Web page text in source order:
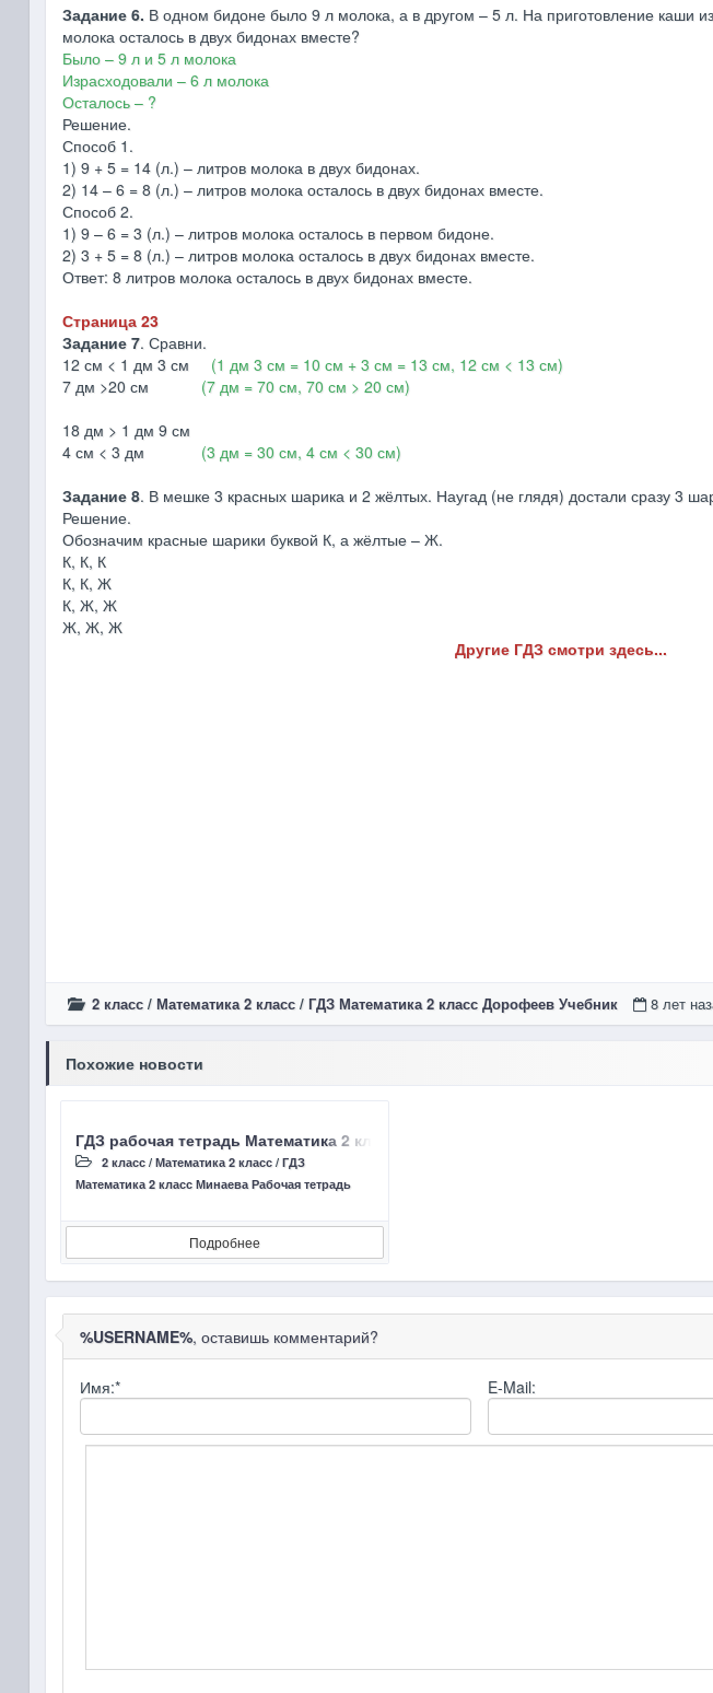
Задание 6. В одном бидоне было 9 л молока, а в другом – 5 л. На приготовление каши
молока осталось в двух бидонах вместе?
Было – 9 л и 5 л молока
Израсходовали – 6 л молока
Осталось – ?
Решение.
Способ 1.
1) 9 + 5 = 14 (л.) – литров молока в двух бидонах.
2) 14 – 6 = 8 (л.) – литров молока осталось в двух бидонах вместе.
Способ 2.
1) 9 – 6 = 3 (л.) – литров молока осталось в первом бидоне.
2) 3 + 5 = 8 (л.) – литров молока осталось в двух бидонах вместе.
Ответ: 8 литров молока осталось в двух бидонах вместе.
Страница 23
Задание 7. Сравни.
12 см < 1 дм 3 см (1 дм 3 см = 10 см + 3 см = 13 см, 12 см < 13 см)
7 дм >20 см (7 дм = 70 см, 70 см > 20 см)
18 дм > 1 дм 9 см
4 см < 3 дм
(3 дм = 30 см, 4 см < 30 см)
Задание 8. В мешке 3 красных шарика и 2 жёлтых. Наугад (не глядя) достали сразу 3
Решение.
Обозначим красные шарики буквой К, а жёлтые – Ж.
К, К, К
К, К, Ж
К, Ж, Ж
Ж, Ж, Ж
Другие ГДЗ смотри здесь...
2 класс/ Математика 2 класс/ ГДЗ Математика 2 класс Дорофеев Учебник 8 лет
Похожие новости
ГДЗ рабочая тетрадь Математика 2 класс Минаева С С, Зяблова Л О, страница 29,
2 класс/ Математика 2 класс/ ГДЗ
Математика 2 класс Минаева Рабочая тетрадь
Подробнее
%USERNAME%, оставишь комментарий?
Имя:* E-Mail: